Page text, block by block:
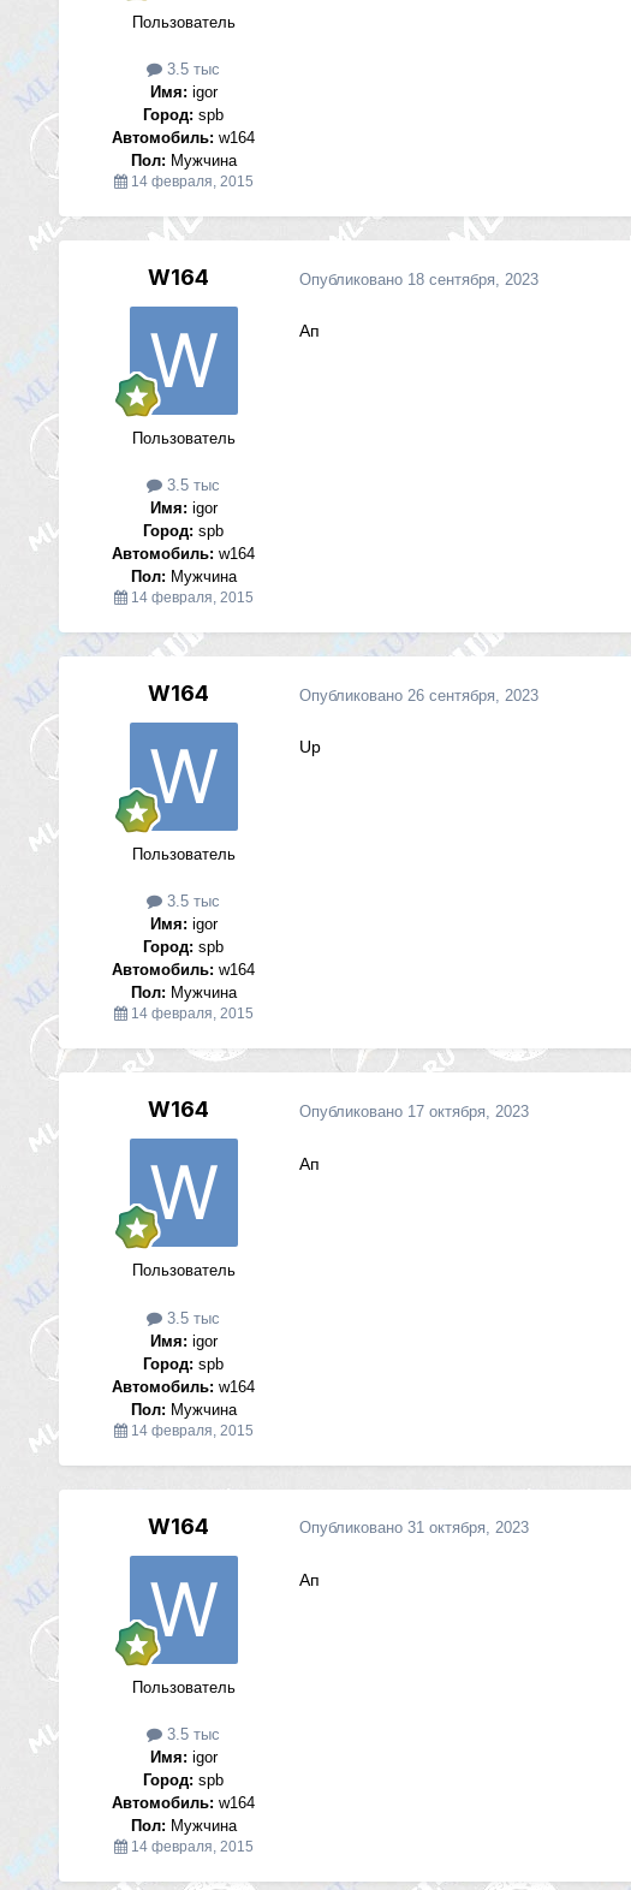
Пользователь
3.5 тыс
Имя: igor
Город: spb
Автомобиль: w164
Пол: Мужчина
14 февраля, 2015
W164
Пользователь
3.5 тыс
Имя: igor
Город: spb
Автомобиль: w164
Пол: Мужчина
14 февраля, 2015
Опубликовано 18 сентября, 2023
Ап
W164
Пользователь
3.5 тыс
Имя: igor
Город: spb
Автомобиль: w164
Пол: Мужчина
14 февраля, 2015
Опубликовано 26 сентября, 2023
Up
W164
Пользователь
3.5 тыс
Имя: igor
Город: spb
Автомобиль: w164
Пол: Мужчина
14 февраля, 2015
Опубликовано 17 октября, 2023
Ап
W164
Пользователь
3.5 тыс
Имя: igor
Город: spb
Автомобиль: w164
Пол: Мужчина
14 февраля, 2015
Опубликовано 31 октября, 2023
Ап